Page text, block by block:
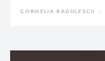
CORNELIA RADULESCU